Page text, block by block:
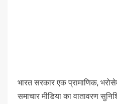
भारत सरकार एक प्रामाणिक,
समाचार मीडिया का वातावरण